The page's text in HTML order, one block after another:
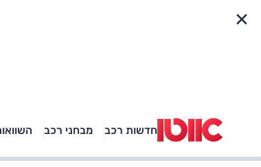
חדשות רכב מבחני רכב
באיזה רכב פנאי